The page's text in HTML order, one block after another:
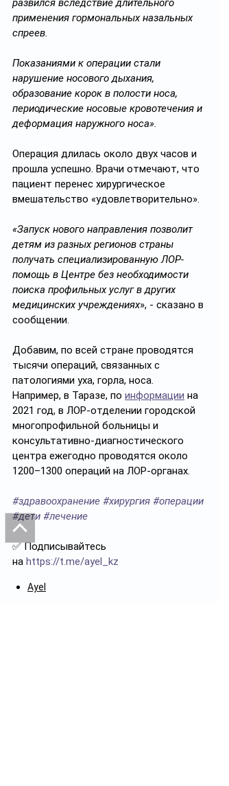
применения гормональных назальных
спреев.
Показаниями к операции стали
нарушение носового дыхания,
образование корок в полости носа,
периодические носовые кровотечения и
деформация наружного носа».
Операция длилась около двух часов и
прошла успешно. Врачи отмечают, что
пациент перенес хирургическое
вмешательство «удовлетворительно».
«Запуск нового направления позволит
детям из разных регионов страны
получать специализированную ЛОР-
помощь в Центре без необходимости
поиска профильных услуг в других
медицинских учреждениях», - сказано в
сообщении.
Добавим, по всей стране проводятся
тысячи операций, связанных с
патологиями уха, горла, носа.
Например, в Таразе, по информации на
2021 год, в ЛОР-отделении городской
многопрофильной больницы и
консультативно-диагностического
центра ежегодно проводятся около
1200–1300 операций на ЛОР-органах.
#здравоохранение #хирургия #операции
#дети #лечение
✅ Подписывайтесь
на https://t.me/ayel_kz
Ayel